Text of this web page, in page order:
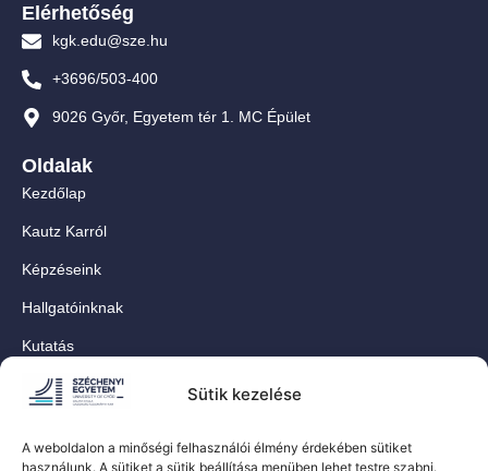
Sütik kezelése
A weboldalon a minőségi felhasználói élmény érdekében sütiket
használunk. A sütiket a sütik beállítása menüben lehet testre szabni.
Elérhetőség
kgk.edu@sze.hu
+3696/503-400
9026 Győr, Egyetem tér 1. MC Épület
Oldalak
Kezdőlap
Kautz Karról
Képzéseink
Hallgatóinknak
Kutatás
Munkatársainknak
For Our International Students